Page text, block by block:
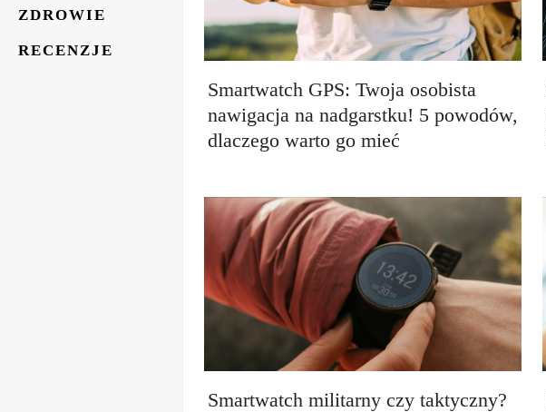
ZDROWIE
RECENZJE
Smartwatch GPS: Twoja osobista
nawigacja na nadgarstku! 5 powodów,
dlaczego warto go mieć
Smartwatch militarny czy taktyczny?